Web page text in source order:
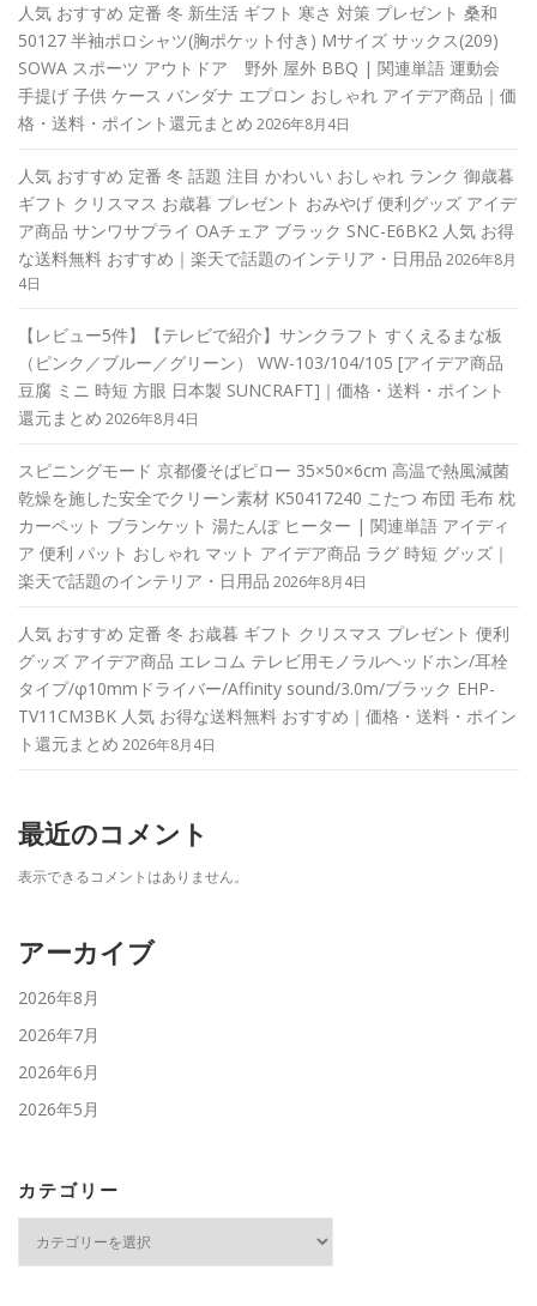
人気 おすすめ 定番 冬 新生活 ギフト 寒さ 対策 プレゼント 桑和
50127 半袖ポロシャツ(胸ポケット付き) Mサイズ サックス(209)
SOWA スポーツ アウトドア 野外 屋外 BBQ | 関連単語 運動会
手提げ 子供 ケース バンダナ エプロン おしゃれ アイデア商品｜価
格・送料・ポイント還元まとめ 2026年8月4日
人気 おすすめ 定番 冬 話題 注目 かわいい おしゃれ ランク 御歳暮
ギフト クリスマス お歳暮 プレゼント おみやげ 便利グッズ アイデ
ア商品 サンワサプライ OAチェア ブラック SNC-E6BK2 人気 お得
な送料無料 おすすめ｜楽天で話題のインテリア・日用品 2026年8月
4日
【レビュー5件】【テレビで紹介】サンクラフト すくえるまな板
（ピンク／ブルー／グリーン） WW-103/104/105 [アイデア商品
豆腐 ミニ 時短 方眼 日本製 SUNCRAFT]｜価格・送料・ポイント
還元まとめ 2026年8月4日
スピニングモード 京都優そばピロー 35×50×6cm 高温で熱風減菌
乾燥を施した安全でクリーン素材 K50417240 こたつ 布団 毛布 枕
カーペット ブランケット 湯たんぽ ヒーター | 関連単語 アイディ
ア 便利 パット おしゃれ マット アイデア商品 ラグ 時短 グッズ｜
楽天で話題のインテリア・日用品 2026年8月4日
人気 おすすめ 定番 冬 お歳暮 ギフト クリスマス プレゼント 便利
グッズ アイデア商品 エレコム テレビ用モノラルヘッドホン/耳栓
タイプ/φ10mmドライバー/Affinity sound/3.0m/ブラック EHP-
TV11CM3BK 人気 お得な送料無料 おすすめ｜価格・送料・ポイン
ト還元まとめ 2026年8月4日
最近のコメント
表示できるコメントはありません。
アーカイブ
2026年8月
2026年7月
2026年6月
2026年5月
カテゴリー